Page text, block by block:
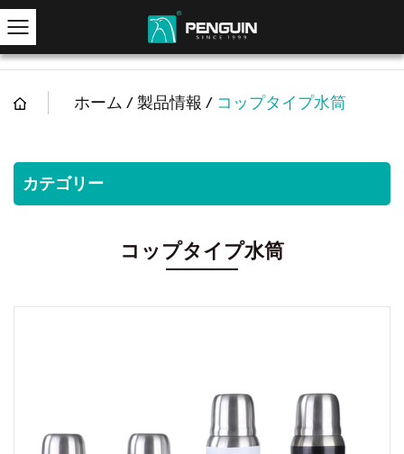
ホーム / 製品情報 / コップタイプ水筒
カテゴリー
コップタイプ水筒